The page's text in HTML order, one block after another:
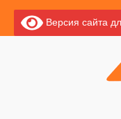
Версия сайта